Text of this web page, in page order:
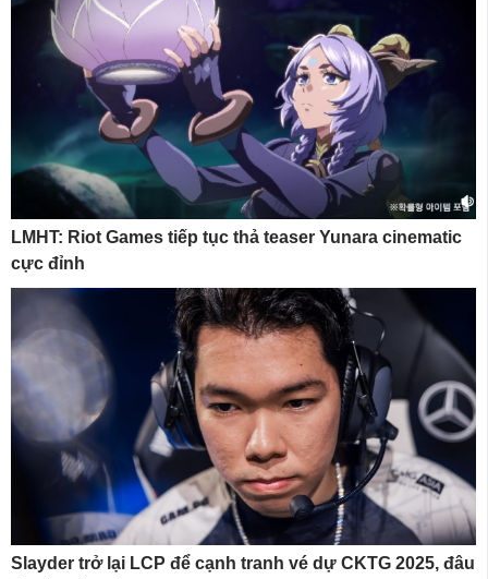
LMHT: Riot Games tiếp tục thả teaser Yunara cinematic
cực đỉnh
Slayder trở lại LCP để cạnh tranh vé dự CKTG 2025, đâu